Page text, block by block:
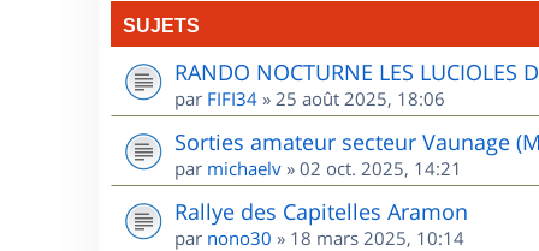
SUJETS
RANDO NOCTURNE LES LUCIOLES
par FIFI34 » 25 août 2025, 18:06
Sorties amateur secteur Vaunage
par michaelv » 02 oct. 2025, 14:21
Rallye des Capitelles Aramon
par nono30 » 18 mars 2025, 10:14